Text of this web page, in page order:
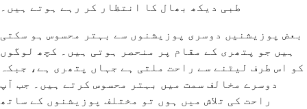
طبی دیکھ بھال کا انتظار کر رہے ہوتے ہیں۔
بعض پوزیشنیں دوسری پوزیشنوں سے بہتر محسوس ہو سکتی
ہیں جو پتھری کے مقام پر منحصر ہوتی ہیں۔ کچھ لوگوں
کو اس طرف لیٹنے سے راحت ملتی ہے جہاں پتھری ہے، جبکہ
دوسرے مخالف سمت میں بہتر محسوس کرتے ہیں۔ جب آپ
راحت کی تلاش میں ہوں تو مختلف پوزیشنوں کے ساتھ